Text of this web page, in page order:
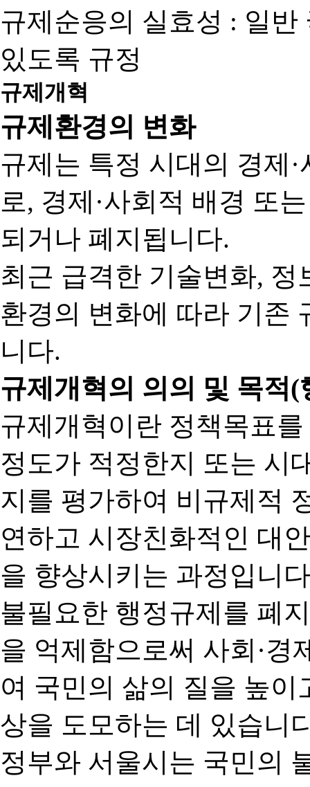
규제순응의 실효성 : 일
있도록 규정
규제개혁
규제환경의 변화
규제는 특정 시대의 경제
로, 경제·사회적 배경 또
되거나 폐지됩니다.
최근 급격한 기술변화,
환경의 변화에 따라 기존
니다.
규제개혁의 의의 및 목적
규제개혁이란 정책목표
정도가 적정한지 또는 시
지를 평가하여 비규제적
연하고 시장친화적인 대
을 향상시키는 과정입니
불필요한 행정규제를 폐
을 억제함으로써 사회·경
여 국민의 삶의 질을 높
상을 도모하는 데 있습니
정부와 서울시는 국민의